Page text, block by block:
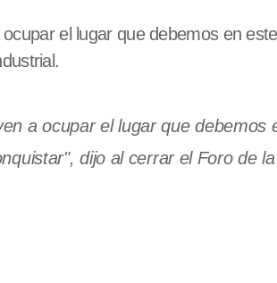
el lugar que debemos en
a ocupar el lugar que debemos
dijo al cerrar el Foro de